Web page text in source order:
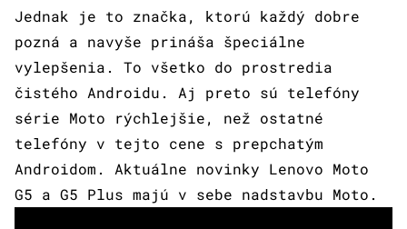
Jednak je to značka, ktorú každý dobre
pozná a navyše prináša špeciálne
vylepšenia. To všetko do prostredia
čistého Androidu. Aj preto sú telefóny
série Moto rýchlejšie, než ostatné
telefóny v tejto cene s prepchatým
Androidom. Aktuálne novinky Lenovo Moto
G5 a G5 Plus majú v sebe nadstavbu Moto.